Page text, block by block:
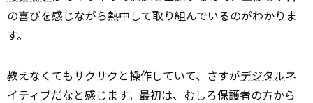
の喜びを感じながら熱中して取り組んでいるのがわかりま
す。
教えなくてもサクサクと操作していて、さすがデジタルネ
イティブだなと感じます。最初は、むしろ保護者の方から